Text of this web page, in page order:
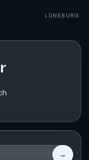
LÜNEBURG
→